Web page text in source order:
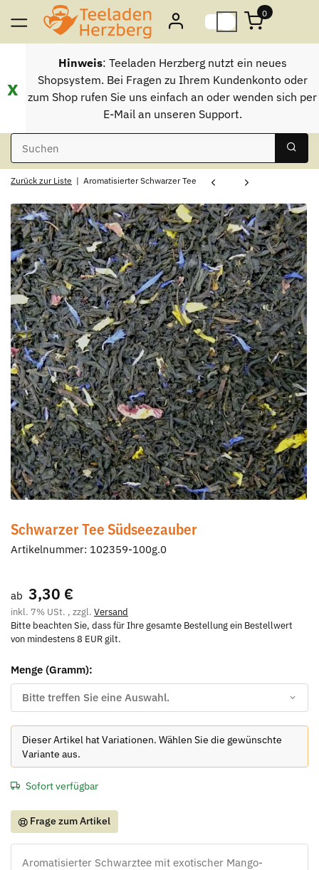
0
x
Hinweis: Teeladen Herzberg nutzt ein neues
Shopsystem. Bei Fragen zu Ihrem Kundenkonto oder
zum Shop rufen Sie uns einfach an oder wenden sich per
E-Mail an unseren Support.
Zurück zur Liste Aromatisierter Schwarzer Tee
Schwarzer Tee Südseezauber
Artikelnummer: 102359-100g.0
ab 3,30 €
inkl. 7% USt. , zzgl. Versand
Bitte beachten Sie, dass für Ihre gesamte Bestellung ein Bestellwert
von mindestens 8 EUR gilt.
Menge (Gramm):
Bitte treffen Sie eine Auswahl.
x
Dieser Artikel hat Variationen. Wählen Sie die gewünschte
Variante aus.
Sofort verfügbar
Frage zum Artikel
Aromatisierter Schwarztee mit exotischer Mango-